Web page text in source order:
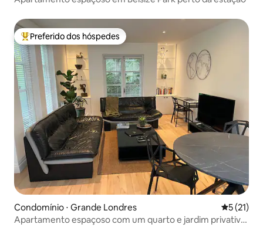
Entre os melhores preferidos dos hóspedes
Preferido dos hóspedes
Condomínio ⋅ Grande Londres 5 de uma
5 (21)
Apartamento espaçoso com um quarto e jardim privativo,